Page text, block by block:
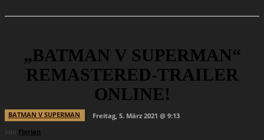
„BATMAN V SUPERMAN“
REMASTERED-TRAILER
ONLINE!
BATMAN V SUPERMAN
Freitag, 5. März 2021 @ 9:13
von Florian